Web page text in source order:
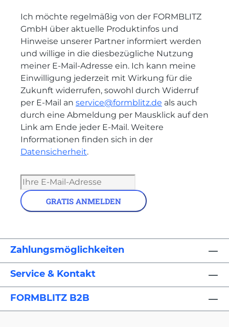
Ich möchte regelmäßig von der FORMBLITZ
GmbH über aktuelle Produktinfos und
Hinweise unserer Partner informiert werden
und willige in die diesbezügliche Nutzung
meiner E-Mail-Adresse ein. Ich kann meine
Einwilligung jederzeit mit Wirkung für die
Zukunft widerrufen, sowohl durch Widerruf
per E-Mail an service@formblitz.de als auch
durch eine Abmeldung per Mausklick auf den
Link am Ende jeder E-Mail. Weitere
Informationen finden sich in der
Datensicherheit.
GRATIS ANMELDEN
Zahlungsmöglichkeiten
Service & Kontakt
FORMBLITZ B2B